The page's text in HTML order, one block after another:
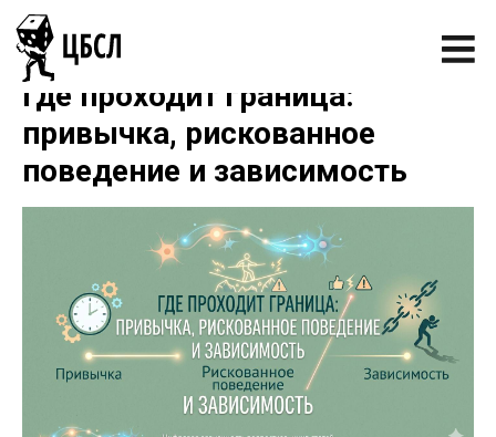
Где проходит граница:
привычка, рискованное
поведение и зависимость